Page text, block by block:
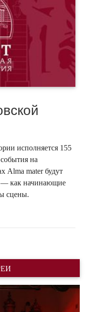
исполняется 155
события на
Alma mater будут
— как начинающие
сцены.